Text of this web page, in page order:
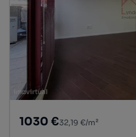
1030 €32,19 €/m²